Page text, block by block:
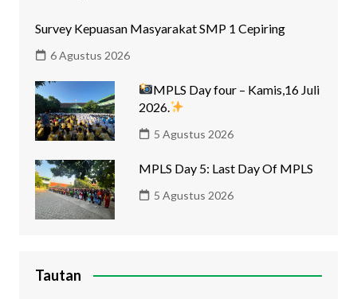
Survey Kepuasan Masyarakat SMP 1 Cepiring
6 Agustus 2026
MPLS Day four – Kamis,16 Juli
2026.
5 Agustus 2026
MPLS Day 5: Last Day Of MPLS
5 Agustus 2026
Tautan